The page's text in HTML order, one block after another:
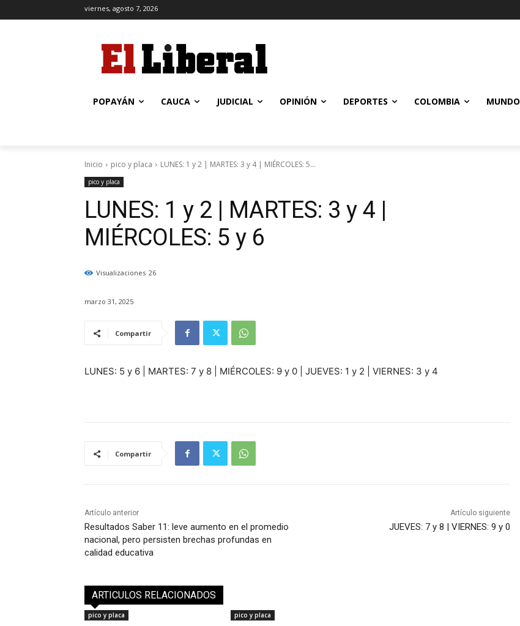
viernes, agosto 7, 2026
POPAYÁN CAUCA JUDICIAL OPINIÓN DEPORTES COLOMBIA MUNDO
Inicio pico y placa LUNES: 1 y 2 | MARTES: 3 y 4 | MIÉRCOLES: 5...
pico y placa
LUNES: 1 y 2 | MARTES: 3 y 4 |
MIÉRCOLES: 5 y 6
Visualizaciones 26
marzo 31, 2025
Compartir
LUNES: 5 y 6 | MARTES: 7 y 8 | MIÉRCOLES: 9 y 0 | JUEVES: 1 y 2 | VIERNES: 3 y 4
Compartir
Artículo anterior
Resultados Saber 11: leve aumento en el promedio
nacional, pero persisten brechas profundas en
calidad educativa
Artículo siguiente
JUEVES: 7 y 8 | VIERNES: 9 y 0
ARTICULOS RELACIONADOS
pico y placa pico y placa